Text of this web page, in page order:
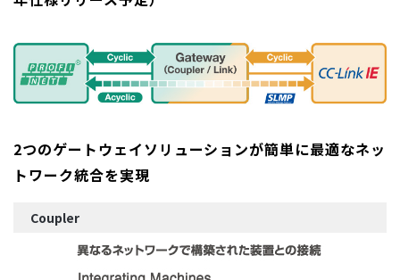
2つのゲートウェイソリューションが簡単に最適なネッ
トワーク統合を実現
Coupler